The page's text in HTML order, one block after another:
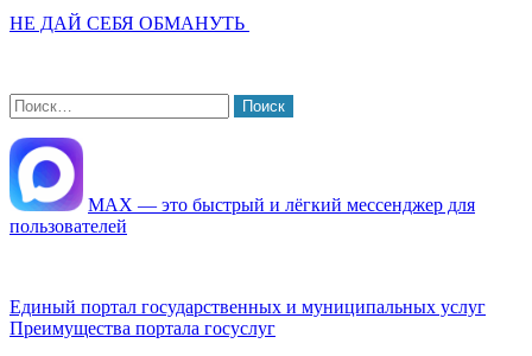
НЕ ДАЙ СЕБЯ ОБМАНУТЬ
Найти:
МАХ — это быстрый и лёгкий мессенджер для
пользователей
Единый портал государственных и муниципальных услуг
Преимущества портала госуслуг